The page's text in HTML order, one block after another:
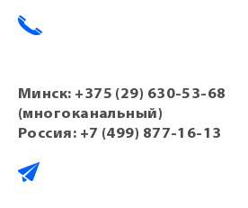
Минск: +375 (29) 630-53-68
(многоканальный)
Россия: +7 (499) 877-16-13